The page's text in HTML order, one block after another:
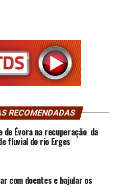
RECOMENDADAS
de Évora na recuperação da
fluvial do rio Erges
com doentes e bajular os